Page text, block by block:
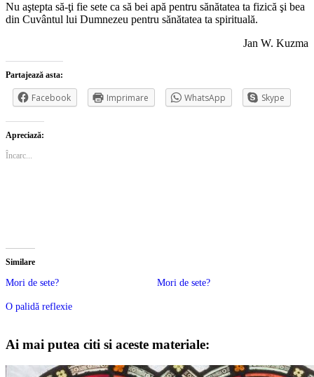
Nu aştepta să-ţi fie sete ca să bei apă pentru sănătatea ta fizică şi bea
din Cuvântul lui Dumnezeu pentru sănătatea ta spirituală.
Jan W. Kuzma
Partajează asta:
Facebook Imprimare WhatsApp Skype
Apreciază:
Încarc...
Similare
Mori de sete? Mori de sete?
O palidă reflexie
Ai mai putea citi si aceste materiale: